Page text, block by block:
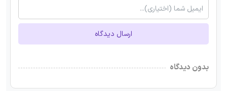
ارسال دیدگاه
بدون دیدگاه